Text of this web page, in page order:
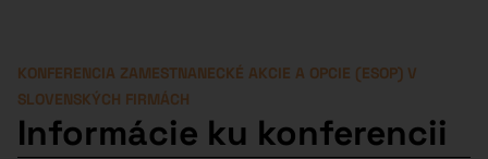
KONFERENCIA ZAMESTNANECKÉ AKCIE A OPCIE (ESOP) V
SLOVENSKÝCH FIRMÁCH
Informácie ku konferencii